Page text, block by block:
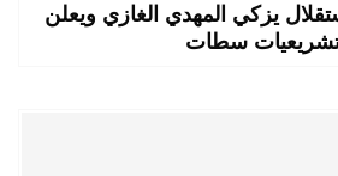
يزكي المهدي الغازي ويعلن
تشريعيات سطات